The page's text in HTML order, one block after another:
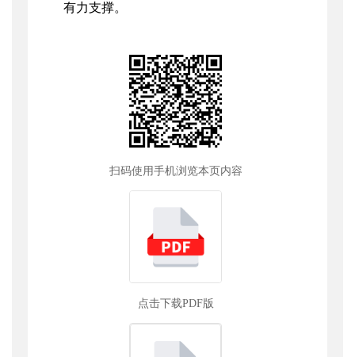
有力支撑。
扫码使用手机浏览本页内容
点击下载PDF版